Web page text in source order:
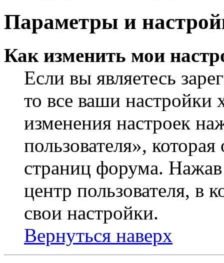
Параметры и
Как изменить мои
Если вы являетесь
то все ваши настройки
изменения настроек
пользователя»,
страниц форума.
центр пользователя, в
свои настройки.
Вернуться наверх